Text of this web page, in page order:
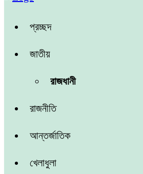
প্রচ্ছদ
জাতীয়
রাজধানী
রাজনীতি
আন্তর্জাতিক
খেলাধুলা